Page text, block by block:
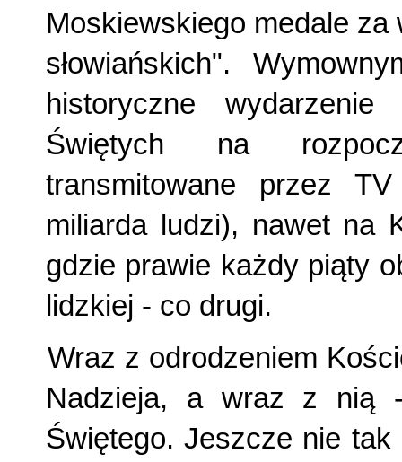
Moskiewskiego medale za
słowiańskich".
historyczne
Świętych na
transmitowane przez
miliarda ludzi), nawet na
gdzie prawie każdy piąty
lidzkiej - co drugi.
Wraz z odrodzeniem
Nadzieja, a wraz z nią
Świętego. Jeszcze nie tak